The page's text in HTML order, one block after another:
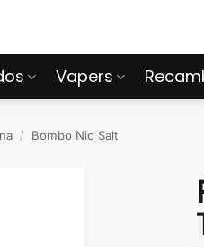
Vapers
/ Bombo Nic Salt